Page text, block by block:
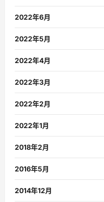
2022年6月
2022年5月
2022年4月
2022年3月
2022年2月
2022年1月
2018年2月
2016年5月
2014年12月